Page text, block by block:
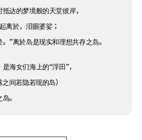
达的梦境般的天堂彼岸，
离於，泪眼婆娑；
”离於岛是现实和理想共存之岛。
海女们海上的“浮田”，
间若隐若现的岛）
。